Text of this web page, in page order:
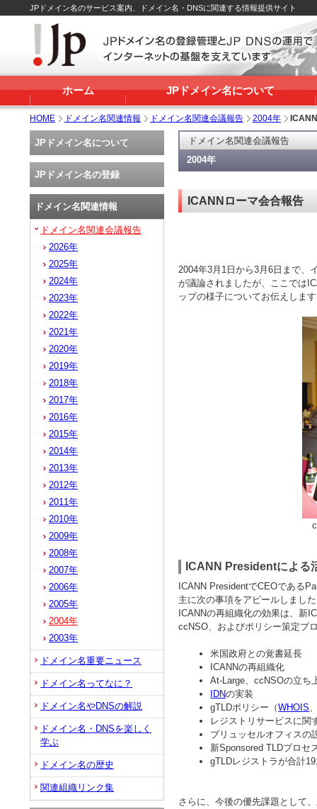
JPドメイン名のサービス案内、ドメイン名・DNSに関連する情報提供サイト
ホーム JPドメイン名について
HOME ドメイン名関連情報 ドメイン名関連会議報告 2004年
ドメイン名関連会議報告
2004年
ICANNローマ会合報告
2004年3月1日から3月6日まで、
が議論されましたが、ここでは
ップの様子についてお伝えしま
ICANN Presidentによる
ICANN PresidentでCEOである
主に次の事項をアピールしまし
ICANNの再組織化の効果は、新
ccNSO、およびポリシー策定プ
米国政府との覚書延長
ICANNの再組織化
At-Large、ccNSOの立ち
IDNの実装
gTLDポリシー（WHOIS
レジストリサービスに関
ブリュッセルオフィスの
新Sponsored TLDプロセ
gTLDレジストラが合計
さらに、今後の優先課題として
JPドメイン名について
JPドメイン名の登録
ドメイン名関連情報
ドメイン名関連会議報告
2026年
2025年
2024年
2023年
2022年
2021年
2020年
2019年
2018年
2017年
2016年
2015年
2014年
2013年
2012年
2011年
2010年
2009年
2008年
2007年
2006年
2005年
2004年
2003年
ドメイン名重要ニュース
ドメイン名ってなに？
ドメイン名やDNSの解説
ドメイン名・DNSを楽しく
学ぶ
ドメイン名の歴史
関連組織リンク集